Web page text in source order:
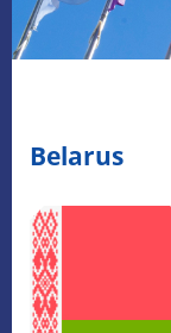
Belarus